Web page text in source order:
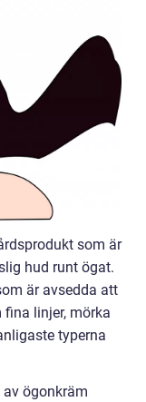
som är
hud runt ögat.
är avsedda att
linjer, mörka
typerna
ögonkräm